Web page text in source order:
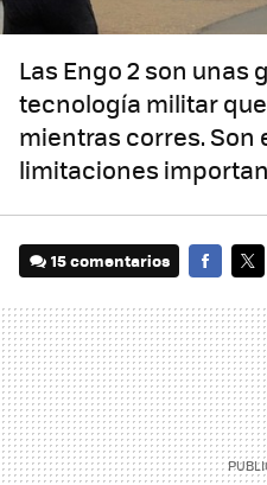
Las Engo 2 son
tecnología militar
mientras corres. Son
limitaciones
15 comentarios